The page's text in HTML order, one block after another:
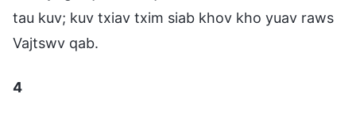
tau kuv; kuv txiav txim siab khov kho yuav raws
Vajtswv qab.
4